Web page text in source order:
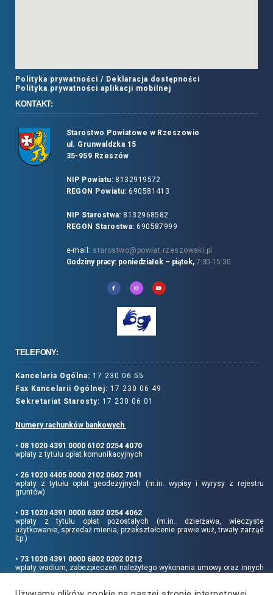
Polityka prywatności / Deklaracja dostępności
Polityka prywatności aplikacji mobilnej
KONTAKT:
Starostwo Powiatowe w Rzeszowie
ul. Grunwaldzka 15
35-959 Rzeszów
NIP Powiatu:8132919572
REGON Powiatu: 690581413
NIP Starostwa: 8132968582
REGON Starostwa: 690587999
e-mail: starostwo@powiat.rzeszowski.pl
Godziny pracy: poniedziałek – piątek, 7:30-15:30
TELEFONY:
Kancelaria Ogólna: 17 230 06 55
Fax Kancelarii Ogólnej: 17 230 06 49
Sekretariat Starosty: 17 230 06 01
Numery rachunków bankowych
• 08 1020 4391 0000 6102 0254 4070
wpłaty z tytułu opłat komunikacyjnych
• 26 1020 4405 0000 2102 0602 7041
wpłaty z tytułu opłat geodezyjnych (m.in. wypisy i wyrysy z rejestru
gruntów)
• 03 1020 4391 0000 6302 0254 4062
wpłaty z tytułu opłat pozostałych (m.in.. dzierżawa, wieczyste
użytkowanie, sprzedaż mienia, przekształcenie prawie wuż, trwały zarząd
itp.)
• 73 1020 4391 0000 6802 0202 0212
wpłaty wadium, zabezpieczeń należytego wykonania umowy oraz innych